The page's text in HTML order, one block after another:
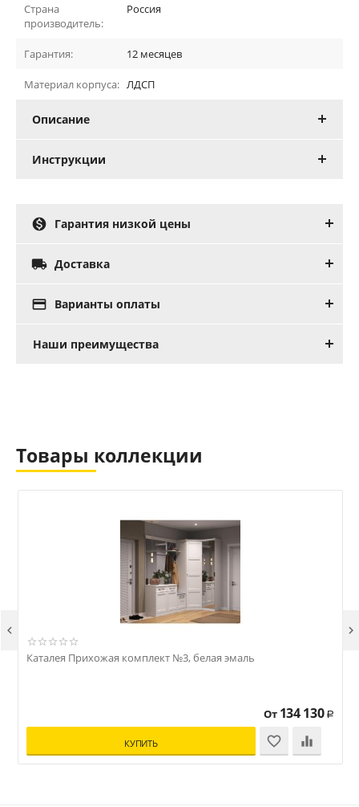
Страна
производитель:
Россия
Гарантия: 12 месяцев
Материал корпуса: ЛДСП
Описание
Инструкции
 Гарантия низкой цены
 Доставка
 Варианты оплаты
Наши преимущества
Товары коллекции
Каталея Прихожая комплект №3, белая эмаль
От 134 130 Р
КУПИТЬ
 